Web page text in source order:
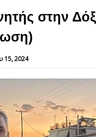
στην
15, 2024